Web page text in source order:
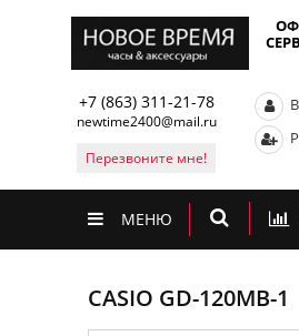
+7 (863) 311-21-78
newtime2400@mail.ru
Перезвоните мне!
МЕНЮ
CASIO GD-120MB-1